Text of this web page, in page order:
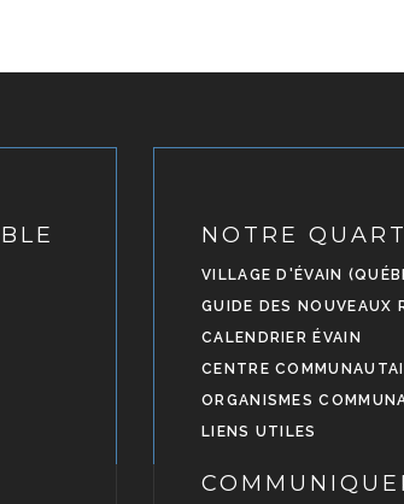
NOTRE
VILLAGE D'ÉVAIN
GUIDE DES NOUVEAUX
CALENDRIER ÉVAIN
CENTRE
ORGANISMES
LIENS UTILES